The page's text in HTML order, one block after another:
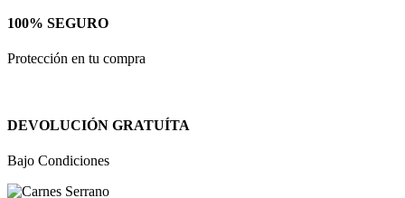
100% SEGURO
Protección en tu compra
DEVOLUCIÓN GRATUÍTA
Bajo Condiciones